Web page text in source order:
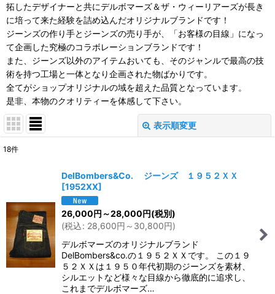
拓したデザイナーと共にデルボマーズ＆ザ・ウィーリアーズが長き
に培って来た経験を詰め込んだオリジナルブランドです！
ジーンズの作り手とジーンズの売り手が、「お客様の目線」になっ
て企画した究極のコラボレーションブランドです！
また、ジーンズ以外のアイテムおいても、そのジャンルで最高の技
術を持つ工場と一体となり企画された物ばかりです。
全てがショップオリジナルの域を超えた品質となっています。
是非、本物のクオリティーを体感して下さい。
表示順変更
並び順:
絞り込む
18件
DelBombers&Co. ジーンズ １９５２ＸＸ
[1952XX]
26,000円 ～28,000円(税別)
(税込: 28,600円 ～30,800円)
デルボマーズのオリジナルブランド
DelBombers&co.の１９５２ＸＸです。 この１９
５２ＸＸは１９５０年代初期のジーンズを素材、
シルエットなど様々な目線から徹底的に追求し、
これまでデルボマーズ…